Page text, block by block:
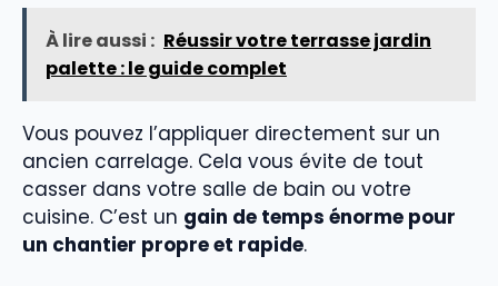
À lire aussi : Réussir votre terrasse jardin
palette : le guide complet
Vous pouvez l’appliquer directement sur un
ancien carrelage. Cela vous évite de tout
casser dans votre salle de bain ou votre
cuisine. C’est un gain de temps énorme pour
un chantier propre et rapide.